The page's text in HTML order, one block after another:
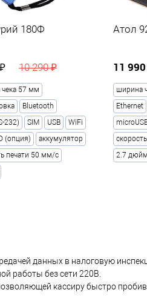
180Ф
10 290 ₽
57 мм
Bluetooth
232)
SIM USB
WiFi
(опция)
аккумулятор
печати 50 мм/с
Атол
11
ширина
Ethernet
2.7
данных в налоговую
работы без сети 220В.
кассиру быстро